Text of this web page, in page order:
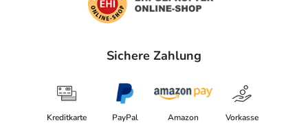
Sichere Zahlung
Kreditkarte PayPal Amazon Vorkasse